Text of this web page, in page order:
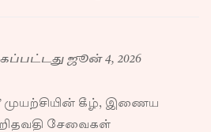
ஜூன் 4, 2026
முயற்சியின் கீழ், இணைய
ஹிதவதி சேவைகள்